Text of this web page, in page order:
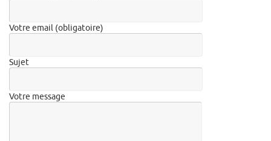
Votre email (obligatoire)
Sujet
Votre message